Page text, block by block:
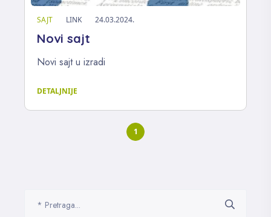
SAJT LINK 24.03.2024.
Novi sajt
Novi sajt u izradi
DETALJNIJE
1